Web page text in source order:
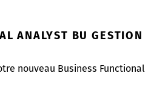
ANALYST BU GESTION
nouveau Business Functional